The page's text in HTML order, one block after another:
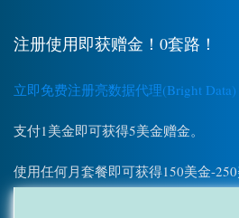
注册使用即获赠金！0套路！
立即免费注册亮数据代理(Bright Data)
支付1美金即可获得5美金赠金。
使用任何月套餐即可获得150美金-